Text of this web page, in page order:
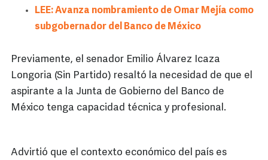
LEE: Avanza nombramiento de Omar Mejía como
subgobernador del Banco de México
Previamente, el senador Emilio Álvarez Icaza
Longoria (Sin Partido) resaltó la necesidad de que el
aspirante a la Junta de Gobierno del Banco de
México tenga capacidad técnica y profesional.
Advirtió que el contexto económico del país es